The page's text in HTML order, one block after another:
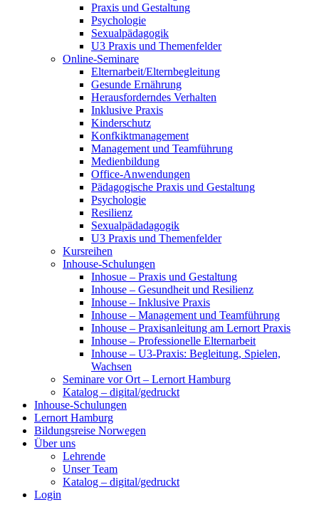
Praxis und Gestaltung
Psychologie
Sexualpädagogik
U3 Praxis und Themenfelder
Online-Seminare
Elternarbeit/Elternbegleitung
Gesunde Ernährung
Herausforderndes Verhalten
Inklusive Praxis
Kinderschutz
Konfkiktmanagement
Management und Teamführung
Medienbildung
Office-Anwendungen
Pädagogische Praxis und Gestaltung
Psychologie
Resilienz
Sexualpädadagogik
U3 Praxis und Themenfelder
Kursreihen
Inhouse-Schulungen
Inhosue – Praxis und Gestaltung
Inhouse – Gesundheit und Resilienz
Inhouse – Inklusive Praxis
Inhouse – Management und Teamführung
Inhouse – Praxisanleitung am Lernort Praxis
Inhouse – Professionelle Elternarbeit
Inhouse – U3-Praxis: Begleitung, Spielen,
Wachsen
Seminare vor Ort – Lernort Hamburg
Katalog – digital/gedruckt
Inhouse-Schulungen
Lernort Hamburg
Bildungsreise Norwegen
Über uns
Lehrende
Unser Team
Katalog – digital/gedruckt
Login